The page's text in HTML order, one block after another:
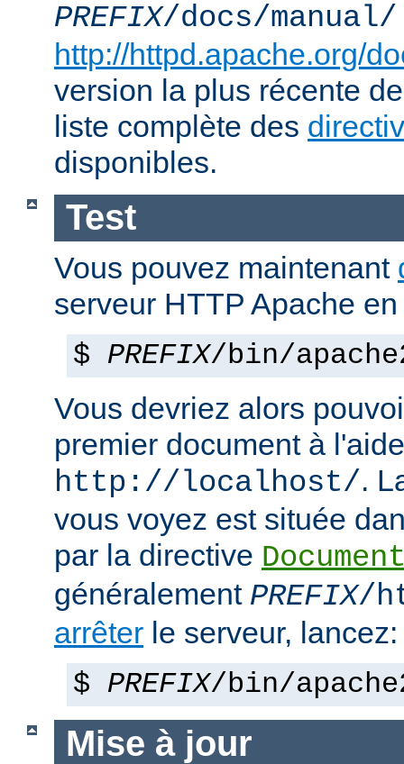
PREFIX/docs/manual/
http://httpd.apache.org/
version la plus récente
liste complète des
disponibles.
Test
Vous pouvez maintenant
serveur HTTP Apache
$ PREFIX/bin/
Vous devriez alors
premier document à
http://localhost/.
vous voyez est située
par la directive
généralement PREFIX/
arrêter le serveur, lancez:
$ PREFIX/bin/
Mise à jour